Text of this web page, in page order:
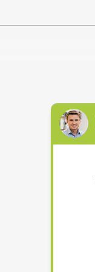
+375 (44) 772-92-22
s1-ovk@yandex.by